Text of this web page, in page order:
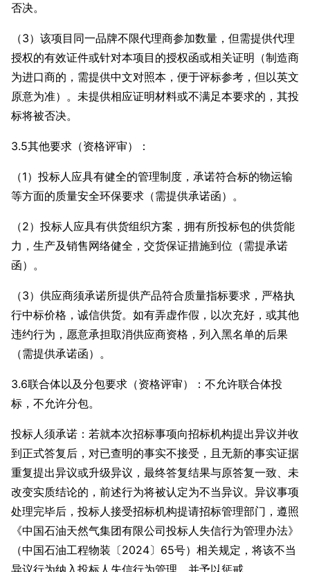
否决。
（3）该项目同一品牌不限代理商参加数量，但需提供代理
授权的有效证件或针对本项目的授权函或相关证明（制造商
为进口商的，需提供中文对照本，便于评标参考，但以英文
原意为准）。未提供相应证明材料或不满足本要求的，其投
标将被否决。
3.5其他要求（资格评审）：
（1）投标人应具有健全的管理制度，承诺符合标的物运输
等方面的质量安全环保要求（需提供承诺函）。
（2）投标人应具有供货组织方案，拥有所投标包的供货能
力，生产及销售网络健全，交货保证措施到位（需提承诺
函）。
（3）供应商须承诺所提供产品符合质量指标要求，严格执
行中标价格，诚信供货。如有弄虚作假，以次充好，或其他
违约行为，愿意承担取消供应商资格，列入黑名单的后果
（需提供承诺函）。
3.6联合体以及分包要求（资格评审）：不允许联合体投
标，不允许分包。
投标人须承诺：若就本次招标事项向招标机构提出异议并收
到正式答复后，对已查明的事实不接受，且无新的事实证据
重复提出异议或升级异议，最终答复结果与原答复一致、未
改变实质结论的，前述行为将被认定为不当异议。异议事项
处理完毕后，投标人接受招标机构提请招标管理部门，遵照
《中国石油天然气集团有限公司投标人失信行为管理办法》
（中国石油工程物装〔2024〕65号）相关规定，将该不当
异议行为纳入投标人失信行为管理，并予以惩戒。